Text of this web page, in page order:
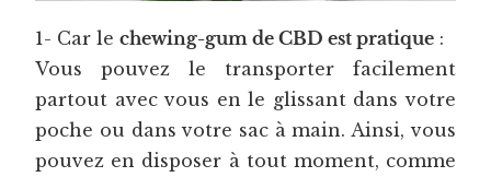
1- Car lechewing-gum de CBD est pratique :
Vous pouvez le transporter facilement
partout avec vous en le glissant dans votre
poche ou dans votre sac à main. Ainsi, vous
pouvez en disposer à tout moment, comme